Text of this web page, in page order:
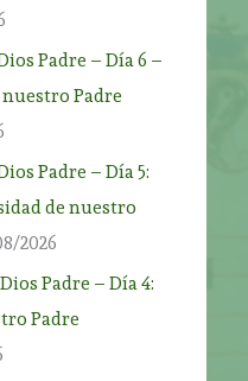
Padre – Día 6 –
Padre
Padre – Día 5:
de nuestro
2026
Padre – Día 4:
Padre